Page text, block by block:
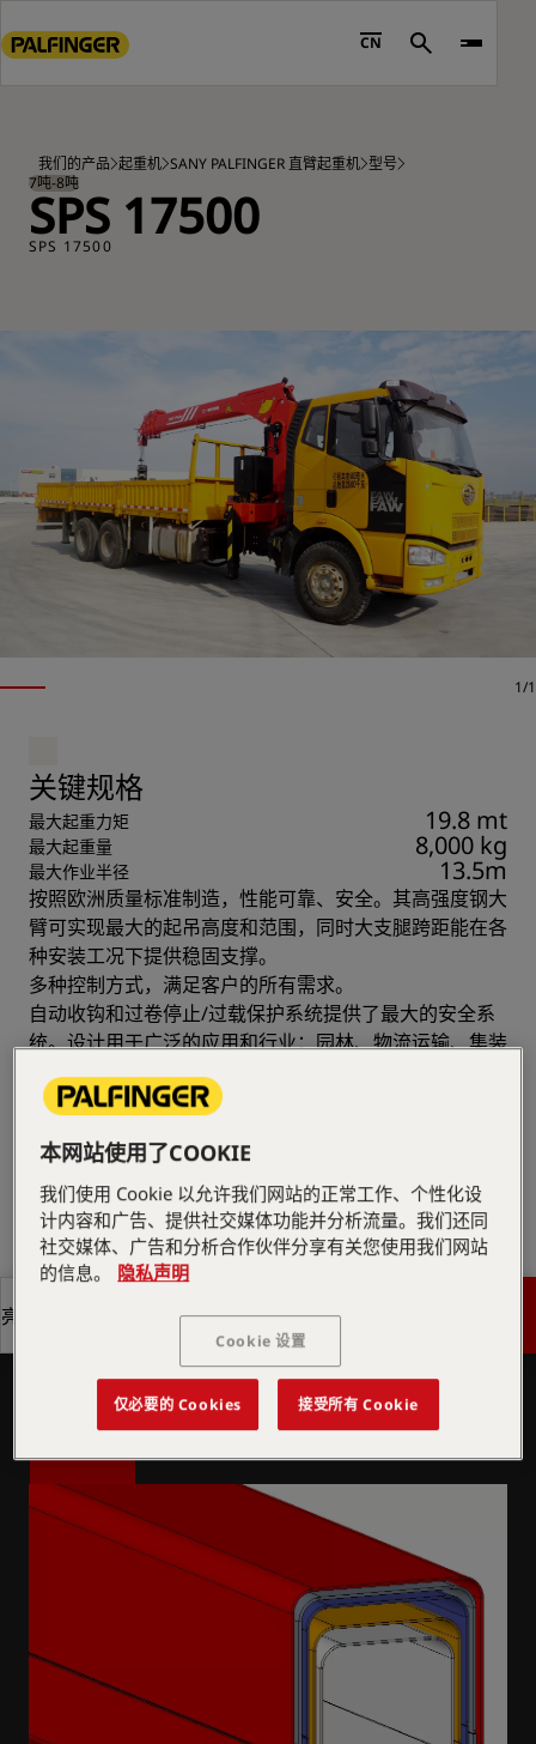
to
footer
content
CN Search
我们的产品 起重机 SANY PALFINGER 直臂起重机 型号
7吨-8吨
SPS 17500
SPS 17500
1/1
关键规格
最大起重力矩 19.8 mt
最大起重量 8,000 kg
最大作业半径 13.5m
按照欧洲质量标准制造，性能可靠、安全。其高强度钢大
臂可实现最大的起吊高度和范围，同时大支腿跨距能在各
种安装工况下提供稳固支撑。
多种控制方式，满足客户的所有需求。
自动收钩和过卷停止/过载保护系统提供了最大的安全系
统。设计用于广泛的应用和行业：园林、物流运输、集装
箱、电力
索取报价
索取报价
查找销售合作伙伴
查找销售合作伙伴
亮点
获取报价
获取报价
八边形大臂截面
八角形大臂截面通过其优化的横截面提供高强度和刚
度，确保稳定可靠的起重性能。
了解更多
本网站使用了COOKIE
我们使用 Cookie 以允许我们网站的正常工作、个性化设
计内容和广告、提供社交媒体功能并分析流量。我们还同
社交媒体、广告和分析合作伙伴分享有关您使用我们网站
的信息。
隐私声明
Cookie 设置
仅必要的 Cookies 接受所有 Cookie